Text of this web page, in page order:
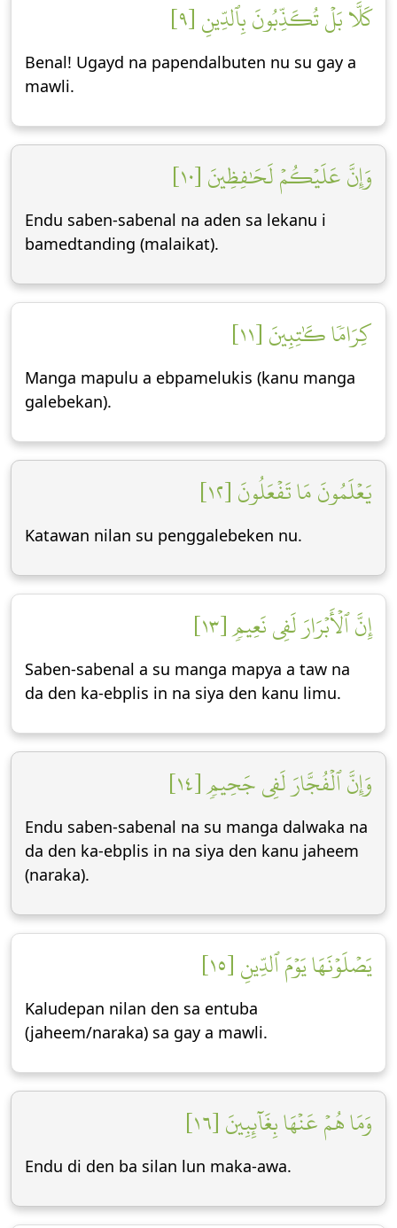
كَلَّا بَلۡ تُكَذِّبُونَ بِٱلدِّينِ [٩]
Benal! Ugayd na papendalbuten nu su gay a
mawli.
وَإِنَّ عَلَيۡكُمۡ لَحَٰفِظِينَ [١٠]
Endu saben-sabenal na aden sa lekanu i
bamedtanding (malaikat).
كِرَامٗا كَٰتِبِينَ [١١]
Manga mapulu a ebpamelukis (kanu manga
galebekan).
يَعۡلَمُونَ مَا تَفۡعَلُونَ [١٢]
Katawan nilan su penggalebeken nu.
إِنَّ ٱلۡأَبۡرَارَ لَفِي نَعِيمٖ [١٣]
Saben-sabenal a su manga mapya a taw na
da den ka-ebplis in na siya den kanu limu.
وَإِنَّ ٱلۡفُجَّارَ لَفِي جَحِيمٖ [١٤]
Endu saben-sabenal na su manga dalwaka na
da den ka-ebplis in na siya den kanu jaheem
(naraka).
يَصۡلَوۡنَهَا يَوۡمَ ٱلدِّينِ [١٥]
Kaludepan nilan den sa entuba
(jaheem/naraka) sa gay a mawli.
وَمَا هُمۡ عَنۡهَا بِغَآئِبِينَ [١٦]
Endu di den ba silan lun maka-awa.